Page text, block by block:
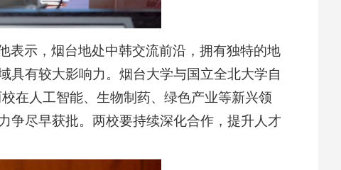
表示，烟台地处中韩交流前沿，拥有独特的地
具有较大影响力。烟台大学与国立全北大学自
在人工智能、生物制药、绿色产业等新兴领
争尽早获批。两校要持续深化合作，提升人才